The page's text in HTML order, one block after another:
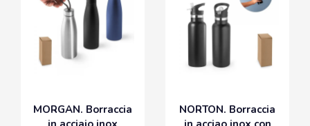
MORGAN. Borraccia
NORTON. Borraccia